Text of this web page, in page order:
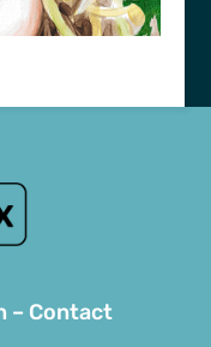
– Contact